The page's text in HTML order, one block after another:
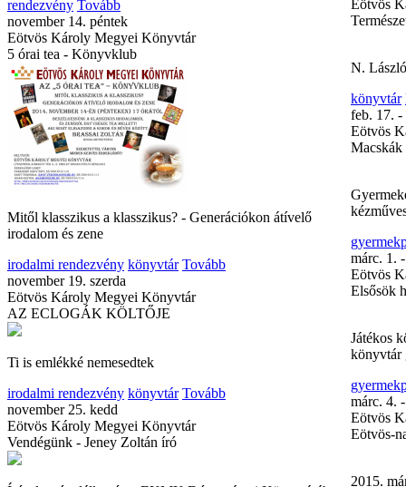
rendezvény Tovább
november 14. péntek
Eötvös Károly Megyei Könyvtár
5 órai tea - Könyvklub
Mitől klasszikus a klasszikus? - Generációkon átívelő
irodalom és zene
irodalmi rendezvény könyvtár Tovább
november 19. szerda
Eötvös Károly Megyei Könyvtár
AZ ECLOGÁK KÖLTŐJE
Ti is emlékké nemesedtek
irodalmi rendezvény könyvtár Tovább
november 25. kedd
Eötvös Károly Megyei Könyvtár
Vendégünk - Jeney Zoltán író
Eötvös
N.
könyvtár
feb. 17. -
Eötvös
Macskák
márc. 1.
Eötvös
Elsősök
Játékos
könyvtár
márc. 4.
Eötvös
Eötvös-
2015.